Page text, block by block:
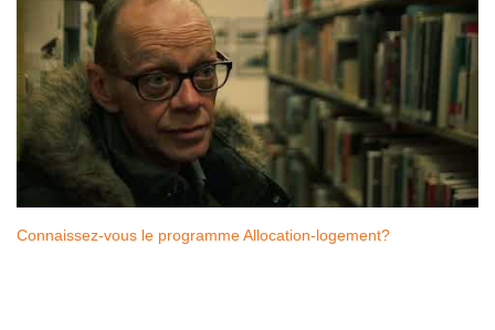
Connaissez-vous le programme Allocation-logement?